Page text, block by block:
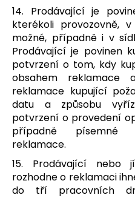
14. Prodávající je
kterékoli provozovně,
možné, případně i v
Prodávající je povinen
potvrzení o tom, kdy
obsahem reklamace
reklamace kupující
datu a způsobu
potvrzení o provedení
případně písemné
reklamace.
15. Prodávající nebo
rozhodne o reklamaci
do tří pracovních